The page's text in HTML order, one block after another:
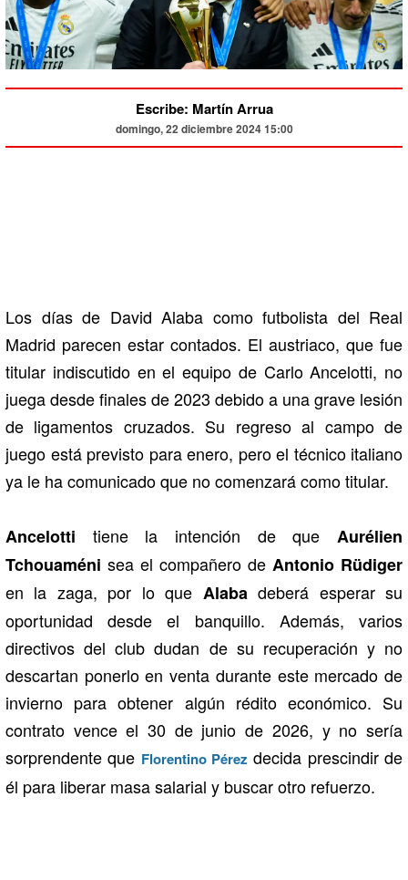
Escribe: Martín Arrua
domingo, 22 diciembre 2024 15:00
Los días de David Alaba como futbolista del Real
Madrid parecen estar contados. El austriaco, que fue
titular indiscutido en el equipo de Carlo Ancelotti, no
juega desde finales de 2023 debido a una grave lesión
de ligamentos cruzados. Su regreso al campo de
juego está previsto para enero, pero el técnico italiano
ya le ha comunicado que no comenzará como titular.
Ancelotti tiene la intención de que Aurélien
Tchouaméni sea el compañero de Antonio Rüdiger
en la zaga, por lo que Alaba deberá esperar su
oportunidad desde el banquillo. Además, varios
directivos del club dudan de su recuperación y no
descartan ponerlo en venta durante este mercado de
invierno para obtener algún rédito económico. Su
contrato vence el 30 de junio de 2026, y no sería
sorprendente que Florentino Pérez decida prescindir de
él para liberar masa salarial y buscar otro refuerzo.